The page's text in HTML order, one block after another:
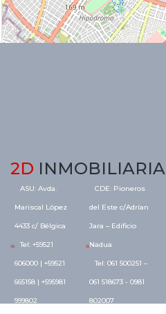
2D INMOBILIARIA
ASU: Avda.
Mariscal López
4433 c/ Bélgica
Tel: +59521
606000 | +59521
665158 | +595981
999802
CDE: Pioneros
del Este c/Adrían
Jara – Edificio
Nadua
Tel: 061 500251 –
061 518673 - 0981
802007